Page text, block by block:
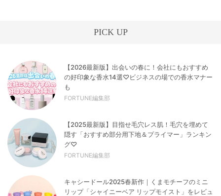
PICK UP
【2026最新版】出会いの春に！会社にもおすすめ
の好印象な香水14選♡ビジネスの場での香水マナー
も
FORTUNE編集部
【2025最新版】目指せ毛穴レス肌！毛穴を埋めて
隠す「おすすめ部分用下地＆プライマー」ランキン
グ♡
FORTUNE編集部
キャシードール2025春新作｜くまモチーフのミニ
リップ「シャイニーベア リップモイスト」をレビュ